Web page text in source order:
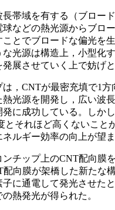
長帯域を有する（ブロー
などの熱光源からブロ
ことでブロードな偏光を
な光源は構造上，小型化
展させていく上で妨げと
は，CNTが最密充填で1
熱光源を開発し，広い波
発に成功している。しか
とそれほど高くないこと
ルギー効率の向上が望ま
チップ上のCNT配向膜
配向膜が架橋した新たな
子に通電して発光させた
熱発光が得られた。